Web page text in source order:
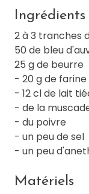
Ingrédients
2 à 3 tranches
50 de bleu
25 g de beurre
- 20 g de farine
- 12 cl de lait
- de la
- du poivre
- un peu de sel
- un peu
Matériels